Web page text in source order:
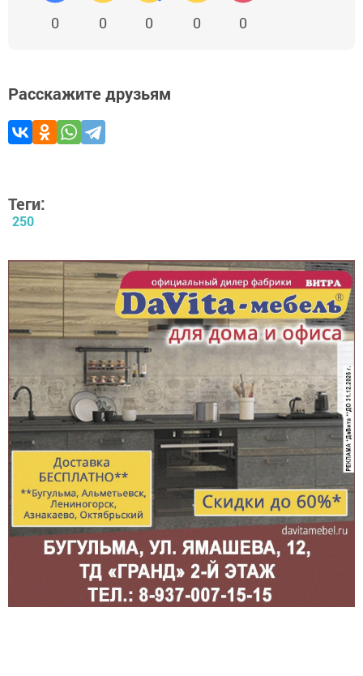
0 0 0 0 0
Расскажите друзьям
Теги:
250